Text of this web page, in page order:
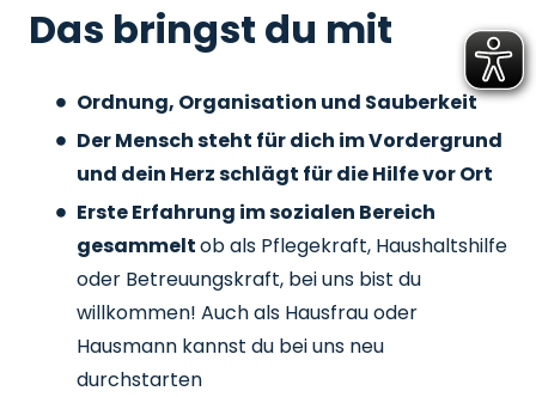
Das bringst du mit
Ordnung, Organisation und Sauberkeit
Der Mensch steht für dich im Vordergrund
und dein Herz schlägt für die Hilfe vor Ort
Erste Erfahrung im sozialen Bereich
gesammeltob als Pflegekraft, Haushaltshilfe
oder Betreuungskraft, bei uns bist du
willkommen! Auch als Hausfrau oder
Hausmann kannst du bei uns neu
durchstarten